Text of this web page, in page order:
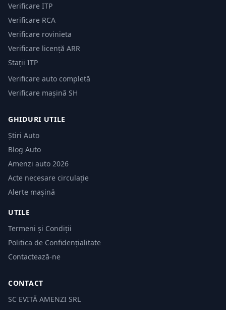
Verificare ITP
Verificare RCA
Verificare rovinieta
Verificare licență ARR
Stații ITP
Verificare auto completă
Verificare mașină SH
GHIDURI UTILE
Știri Auto
Blog Auto
Amenzi auto 2026
Acte necesare circulație
Alerte mașină
UTILE
Termeni și Condiții
Politica de Confidențialitate
Contactează-ne
CONTACT
SC EVITĂ AMENZI SRL